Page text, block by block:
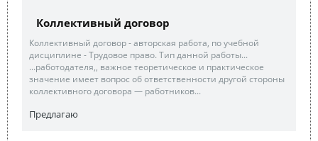
Коллективный договор
Коллективный договор - авторская работа, по учебной
дисциплине - Трудовое право. Тип данной работы...
...работодателя,, важное теоретическое и практическое
значение имеет вопрос об ответственности другой стороны
коллективного договора — работников...
Предлагаю